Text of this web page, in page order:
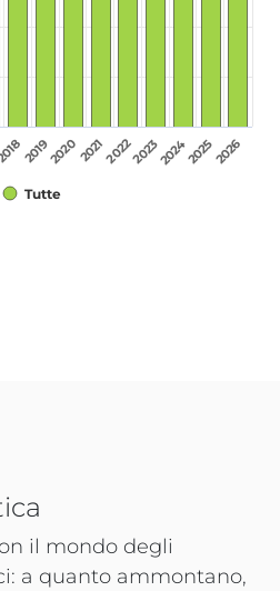
Tutte
20192020202120222023202420252026
il mondo degli
a quanto ammontano,